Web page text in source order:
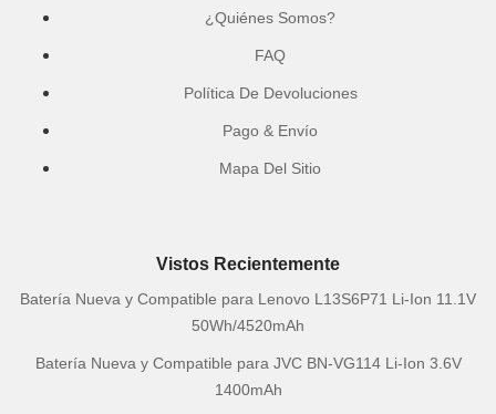
¿Quiénes Somos?
FAQ
Política De Devoluciones
Pago & Envío
Mapa Del Sitio
Vistos Recientemente
Batería Nueva y Compatible para Lenovo L13S6P71 Li-Ion 11.1V
50Wh/4520mAh
Batería Nueva y Compatible para JVC BN-VG114 Li-Ion 3.6V
1400mAh